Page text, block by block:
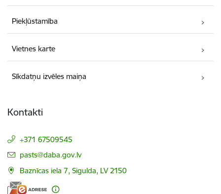
Piekļūstamība
Vietnes karte
Sīkdatņu izvēles maiņa
Kontakti
+371 67509545
E-pasts:
pasts@daba.gov.lv
Baznīcas iela 7, Sigulda, LV 2150